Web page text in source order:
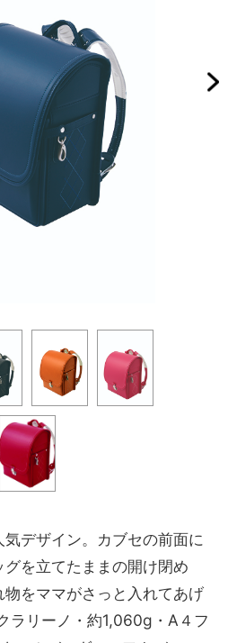
気デザイン。カブセの前面に
を立てたままの開け閉め
をママがさっと入れてあげ
ラリーノ・約1,060g・A４フ